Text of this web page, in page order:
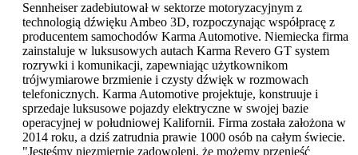
Sennheiser zadebiutował w sektorze motoryzacyjnym z
technologią dźwięku Ambeo 3D, rozpoczynając współpracę z
producentem samochodów Karma Automotive. Niemiecka firma
zainstaluje w luksusowych autach Karma Revero GT system
rozrywki i komunikacji, zapewniając użytkownikom
trójwymiarowe brzmienie i czysty dźwięk w rozmowach
telefonicznych. Karma Automotive projektuje, konstruuje i
sprzedaje luksusowe pojazdy elektryczne w swojej bazie
operacyjnej w południowej Kalifornii. Firma została założona w
2014 roku, a dziś zatrudnia prawie 1000 osób na całym świecie.
"Jesteśmy niezmiernie zadowoleni, że możemy przenieść